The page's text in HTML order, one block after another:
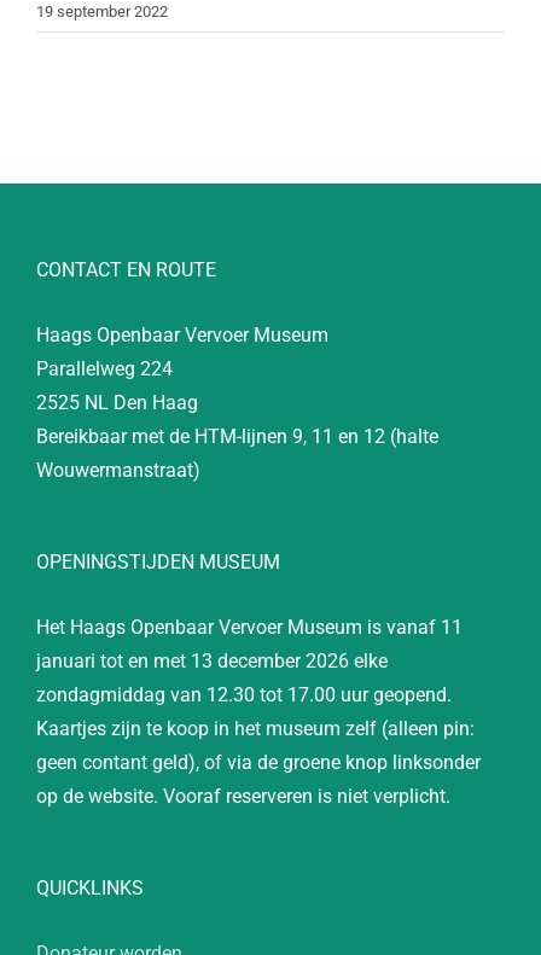
19 september 2022
CONTACT EN ROUTE
Haags Openbaar Vervoer Museum
Parallelweg 224
2525 NL Den Haag
Bereikbaar met de HTM-lijnen 9, 11 en 12 (halte
Wouwermanstraat)
OPENINGSTIJDEN MUSEUM
Het Haags Openbaar Vervoer Museum is vanaf 11
januari tot en met 13 december 2026 elke
zondagmiddag van 12.30 tot 17.00 uur geopend.
Kaartjes zijn te koop in het museum zelf (alleen pin:
geen contant geld), of via de groene knop linksonder
op de website. Vooraf reserveren is niet verplicht.
QUICKLINKS